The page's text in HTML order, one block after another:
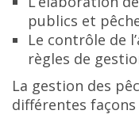
publics et
Le contrôle de
règles de
La gestion des
différentes façons